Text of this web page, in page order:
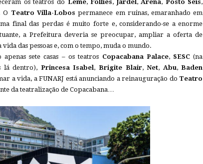
os teatros do Leme,Follies,Jardel, Arena, Posto Seis,
O Teatro Villa-Lobospermanece em ruínas, emaranhado em
final das perdas é muito forte e, considerando-se a enorme
a Prefeitura deveria se preocupar, ampliar a oferta de
das pessoas e, com o tempo, muda o mundo.
sete casas – os teatros Copacabana Palace, SESC (na
lá dentro), Princesa Isabel,Brigite Blair,Net, Abu,Baden
a vida, a FUNARJ está anunciando a reinauguração do Teatro
da teatralização de Copacabana…